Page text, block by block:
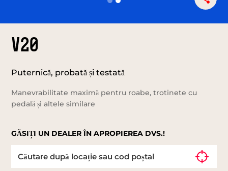
V20
Puternică, probată și testată
Manevrabilitate maximă pentru roabe, trotinete cu
pedală și altele similare
GĂSIȚI UN DEALER ÎN APROPIEREA DVS.!